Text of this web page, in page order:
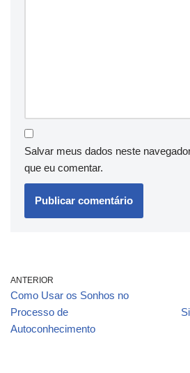
Salvar meus dados neste
que eu comentar.
ANTERIOR
Como Usar os Sonhos no
Processo de
Autoconhecimento